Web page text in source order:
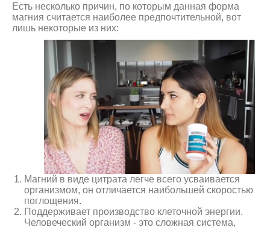
Есть несколько причин, по которым данная форма
магния считается наиболее предпочтительной, вот
лишь некоторые из них:
Магний в виде цитрата легче всего усваивается
организмом, он отличается наибольшей скоростью
поглощения.
Поддерживает производство клеточной энергии.
Человеческий организм - это сложная система,